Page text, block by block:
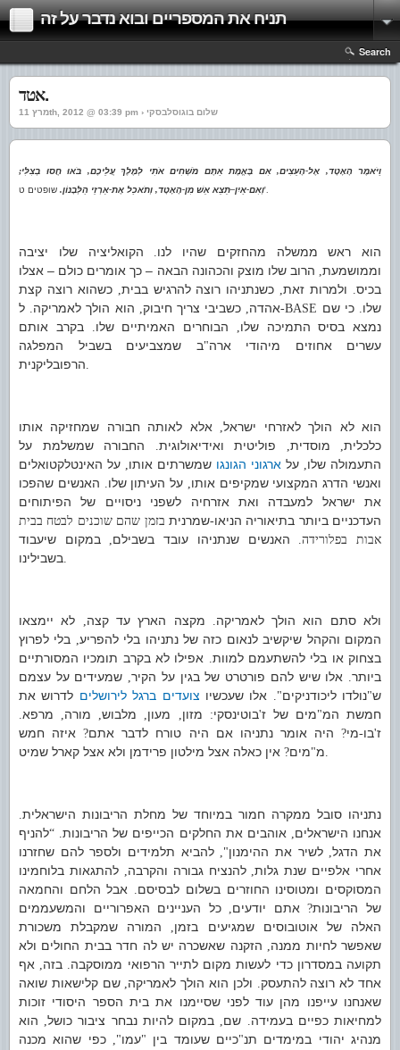
תניח את המספריים ובוא נדבר על זה
Search
אטד.
מרץ 11th, 2012 @ 03:39 pm › שלום בוגוסלבסקי
וַיֹּאמֶר הָאָטָד, אֶל-הָעֵצִים,אִם בֶּאֱמֶת אַתֶּם מֹשְׁחִים אֹתִי לְמֶלֶךְ עֲלֵיכֶם, בֹּאוּ חֲסוּ בְצִלִּי;
וְאִם-אַיִן–תֵּצֵא אֵשׁ מִן-הָאָטָד, וְתֹאכַל אֶת-אַרְזֵי הַלְּבָנוֹן. שופטים ט '.
הוא ראשממשלה מהחזקים שהיו לנו. הקואליציה שלו יציבה
וממושמעת, הרוב שלו מוצק והכהונה הבאה – כך אומרים כולם – אצלו
בכיס. ולמרות זאת, כשנתניהו רוצה להרגיש בבית,כשהוא רוצה קצת
אהדה, כשביבי צריך חיבוק, הוא הולך לאמריקה. ל -BASE שלו.כי שם
נמצא בסיס התמיכה שלו, הבוחרים האמיתיים שלו.בקרב אותם
עשרים אחוזים מיהודי ארה"ב שמצביעים בשביל המפלגה
הרפובליקנית.
הוא לא הולך לאזרחי ישראל,אלא לאותה חבורה שמחזיקה אותו
כלכלית, מוסדית, פוליטית ואידיאולוגית. החבורה שמשלמת על
התעמולה שלו, על ארגוני הגונגו שמשרתים אותו, על האינטלקטואלים
ואנשי הדרג המקצועי שמקיפים אותו, על העיתון שלו. האנשים שהפכו
את ישראל למעבדה ואת אזרחיה לשפני ניסויים של הפיתוחים
העדכניים ביותר בתיאוריה הניאו-שמרנית בזמן שהם שוכנים לבטח בבית
אבות בפלורידה. האנשים שנתניהו עובד בשבילם,במקום שיעבוד
בשבילינו.
ולא סתם הוא הולך לאמריקה. מקצה הארץ עד קצה, לא יימצאו
המקום והקהל שיקשיב לנאום כזה של נתניהו בלי להפריע, בלי לפרוץ
בצחוק או בלי להשתעמם למוות. אפילו לא בקרב תומכיו המסורתיים
ביותר. אלו שיש להם פורטרט של בגין על הקיר, שמעידים על עצמם
ש"נולדו ליכודניקים". אלו שעכשיו צועדים ברגל לירושלים לדרוש את
חמשת המ"מים של ז'בוטינסקי: מזון, מעון, מלבוש, מורה, מרפא.
ז'בו-מי? היה אומר נתניהו אם היה טורח לדבר אתם? איזה חמש
מ"מים? אין כאלה אצל מילטון פרידמן ולא אצל קארל שמיט .
נתניהו סובל ממקרה חמור במיוחד של מחלת הריבונות הישראלית.
אנחנו הישראלים,אוהבים את החלקים הכייפים של הריבונות. “להניף
את הדגל,לשיר את ההימנון",להביא תלמידים ולספר להם שחזרנו
אחרי אלפיים שנת גלות,להנציח גבורה והקרבה,להתגאות בלוחמינו
המסוקסים ומטוסינו החוזרים בשלום לבסיסם. אבל הלחם והחמאה
של הריבונות?אתם יודעים,כל העניינים האפרוריים והמשעממים
האלה של אוטובוסים שמגיעים בזמן, המורה שמקבלת משכורת
שאפשר לחיות ממנה, הזקנה שאשכרה יש לה חדר בבית החולים ולא
תקועה במסדרון כדי לעשות מקום לתייר הרפואי ממוסקבה. בזה, אף
אחד לא רוצה להתעסק. ולכן הוא הולך לאמריקה,שם קלישאות שואה
שאנחנו עייפנו מהן עוד לפני שסיימנו את בית הספר היסודי זוכות
למחיאות כפיים בעמידה. שם, במקום להיות נבחר ציבור כושל, הוא
מנהיג יהודי במימדים תנ"כיים שעומד בין "עמו",כפי שהוא מכנה